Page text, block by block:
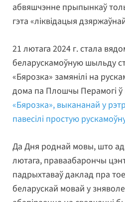
абвяшчэнне прыпынкаў
гэта «ліквідацыя
21 лютага 2024 г. стала
беларускамоўную шыльду
«Бярозка» замянілі на
дома па Плошчы Перамогі ў
«Бярозка», выкананай у
павесілі простую
Да Дня роднай мовы, што
лютага, праваабарончы
падрыхтаваў даклад пра
беларускай мовай у